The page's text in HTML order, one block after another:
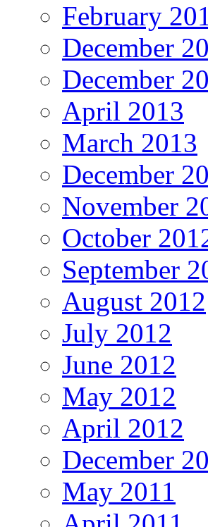
February
December
December
April 2013
March 2013
December
November
October
September
August 2012
July 2012
June 2012
May 2012
April 2012
December
May 2011